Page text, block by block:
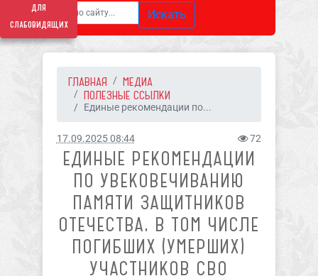
для
слабовидящих
Искать
ГЛАВНАЯ
МЕДИА
ПОЛЕЗНЫЕ ССЫЛКИ
Единые рекомендации по...
17.09.2025 08:44 72
ЕДИНЫЕ РЕКОМЕНДАЦИИ
ПО УВЕКОВЕЧИВАНИЮ
ПАМЯТИ ЗАЩИТНИКОВ
ОТЕЧЕСТВА, В ТОМ ЧИСЛЕ
ПОГИБШИХ (УМЕРШИХ)
УЧАСТНИКОВ СВО